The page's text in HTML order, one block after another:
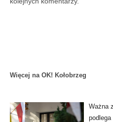
Więcej na OK! Kołobrzeg
Ważna
podlega